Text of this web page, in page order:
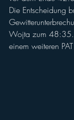
Die Entscheidung
Wojta zum 48:35.
einem weiteren